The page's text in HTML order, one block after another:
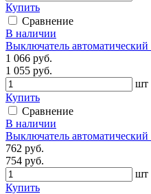
Купить
Сравнение
В наличии
Выключатель
1 066 руб.
1 055 руб.
шт
Купить
Сравнение
В наличии
Выключатель
762 руб.
754 руб.
шт
Купить